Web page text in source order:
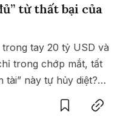
từ thất bại của
tay 20 tỷ USD và
trong chớp mắt, tất
tài” này tự hủy diệt?
sử ấy?
Save Copy link